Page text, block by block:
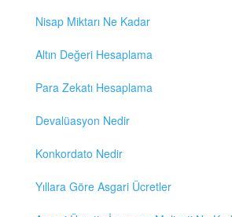
Nisap Miktarı Ne Kadar
Altın Değeri Hesaplama
Para Zekatı Hesaplama
Devalüasyon Nedir
Konkordato Nedir
Yıllara Göre Asgari Ücretler